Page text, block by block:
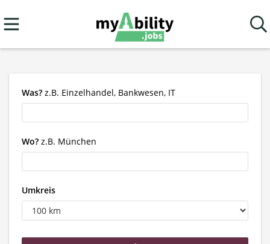
Was? z.B. Einzelhandel, Bankwesen, IT
Wo? z.B. München
Umkreis